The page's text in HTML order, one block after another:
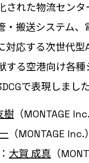
された物流セン
・搬送システム
対応する次世代
する空港向け各
で表現しました
樹 （MONTAGE Inc.
（MONTAGE Inc.）
大賀 成真 （